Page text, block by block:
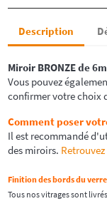
Description
Miroir BRONZEde
Vous pouvez
confirmer votre choix
Comment poser
Il est recommandé
des miroirs.
Finition des bords du verre
Tous nos vitrages sont